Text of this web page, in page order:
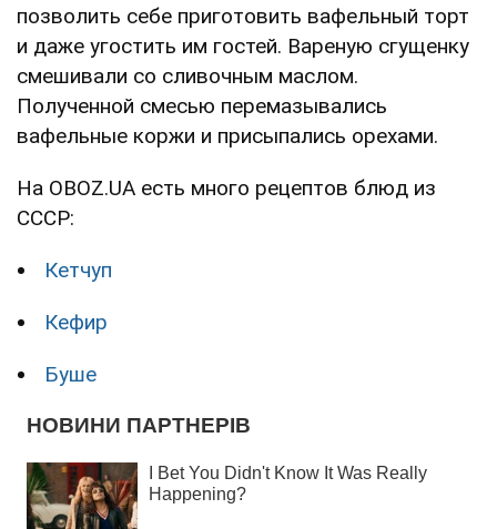
позволить себе приготовить вафельный торт
и даже угостить им гостей. Вареную сгущенку
смешивали со сливочным маслом.
Полученной смесью перемазывались
вафельные коржи и присыпались орехами.
На OBOZ.UA есть много рецептов блюд из
СССР:
Кетчуп
Кефир
Буше